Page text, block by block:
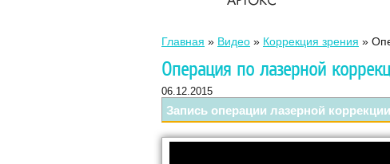
Главная » Видео » Коррекция зрения »
Операция по лазерной
06.12.2015